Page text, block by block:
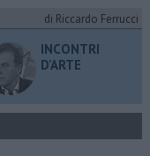
di Riccardo Ferrucci
INCONTRI
D'ARTE